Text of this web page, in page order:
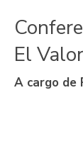
El
A cargo de